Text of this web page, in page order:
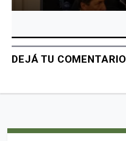
DEJÁ TU COMENTARIO